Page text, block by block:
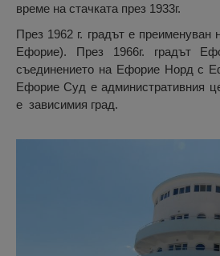
време на стачката през 1933г.
През 1962 г. градът е
Ефорие). През 1966г. градът
съединението на Ефорие Норд с
Ефорие Суд е административния
е зависимия град.